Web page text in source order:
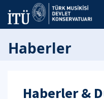
Haberler
Haberler &